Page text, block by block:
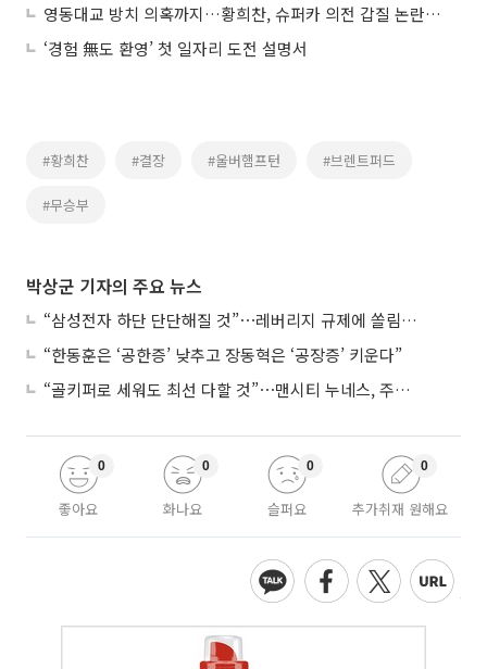
영동대교 방치 의혹까지…황희찬, 슈퍼카 의전 갑질 논란에 입장 표명
‘경험 無도 환영’ 첫 일자리 도전 설명서
#황희찬 #결장 #울버햄프턴 #브렌트퍼드
#무승부
박상군 기자의 주요 뉴스
“삼성전자 하단 단단해질 것”⋯레버리지 규제에 쏠림 완화
“한동훈은 ‘공한증’ 낮추고 장동혁은 ‘공장증’ 키운다”
“골키퍼로 세워도 최선 다할 것”⋯맨시티 누네스, 주전 경쟁 각오
좋아요
0
화나요
0
슬퍼요
0
추가취재 원해요
0